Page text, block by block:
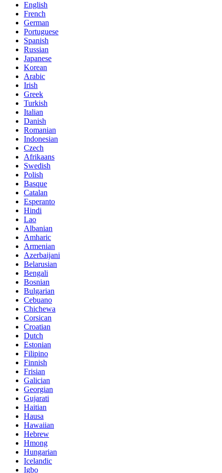
English
French
German
Portuguese
Spanish
Russian
Japanese
Korean
Arabic
Irish
Greek
Turkish
Italian
Danish
Romanian
Indonesian
Czech
Afrikaans
Swedish
Polish
Basque
Catalan
Esperanto
Hindi
Lao
Albanian
Amharic
Armenian
Azerbaijani
Belarusian
Bengali
Bosnian
Bulgarian
Cebuano
Chichewa
Corsican
Croatian
Dutch
Estonian
Filipino
Finnish
Frisian
Galician
Georgian
Gujarati
Haitian
Hausa
Hawaiian
Hebrew
Hmong
Hungarian
Icelandic
Igbo